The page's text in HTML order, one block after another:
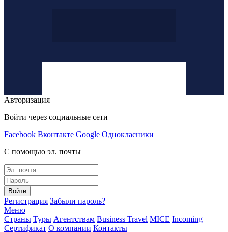
Авторизация
Войти через социальные сети
Facebook Вконтакте Google Однокласники
С помощью эл. почты
Войти
Регистрация Забыли пароль?
Меню
Страны Туры Агентствам Business Travel MICE Incoming
Сертификат О компании Контакты